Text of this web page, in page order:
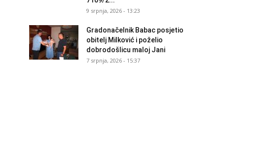
9 srpnja, 2026 - 13:23
Gradonačelnik Babac posjetio
obitelj Milković i poželio
dobrodošlicu maloj Jani
7 srpnja, 2026 - 15:37